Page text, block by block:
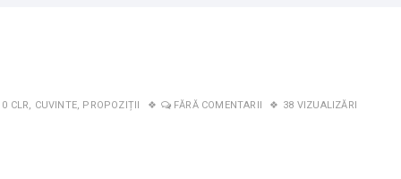
0 CLR, CUVINTE, PROPOZIȚII FĂRĂ COMENTARII 38 VIZUALIZĂRI